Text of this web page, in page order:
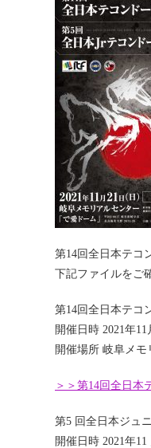
第14回全日本テコ
下記ファイルをご
第14回全日本テコ
開催日時 2021年11
開催場所 岐阜メモ
＞＞第14回全日本
第5 回全日本ジュ
開催日時 2021年11